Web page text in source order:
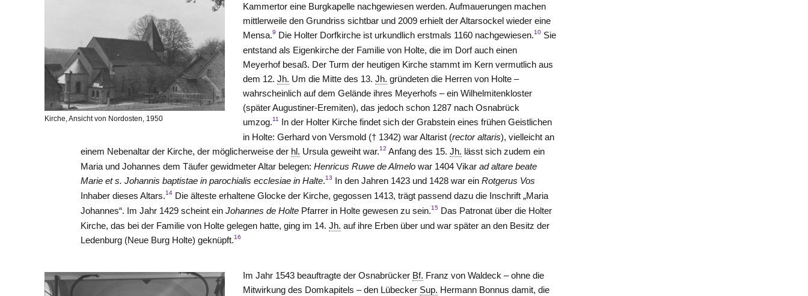
Kirche, Ansicht von Nordosten, 1950
Kammertor eine Burgkapelle nachgewiesen werden. Aufmauerungen machen
mittlerweile den Grundriss sichtbar und 2009 erhielt der Altarsockel wieder eine
Mensa.9 Die Holter Dorfkirche ist urkundlich erstmals 1160 nachgewiesen.10 Sie
entstand als Eigenkirche der Familie von Holte, die im Dorf auch einen
Meyerhof besaß. Der Turm der heutigen Kirche stammt im Kern vermutlich aus
dem 12.Jh. Um die Mitte des 13.Jh. gründeten die Herren von Holte –
wahrscheinlich auf dem Gelände ihres Meyerhofs – ein Wilhelmitenkloster
(später Augustiner-Eremiten), das jedoch schon 1287 nach Osnabrück
umzog.11 In der Holter Kirche findet sich der Grabstein eines frühen Geistlichen
in Holte: Gerhard von Versmold († 1342) war Altarist (rector altaris), vielleicht an
einem Nebenaltar der Kirche, der möglicherweise der hl. Ursula geweiht war.12 Anfang des 15.Jh. lässt sich zudem ein
Maria und Johannes dem Täufer gewidmeter Altar belegen:Henricus Ruwe de Almelo war 1404 Vikarad altare beate
Marie et s. Johannis baptistae in parochialis ecclesiae in Halte.13 In den Jahren 1423 und 1428 war einRotgerus Vos
Inhaber dieses Altars.14 Die älteste erhaltene Glocke der Kirche, gegossen 1413, trägt passend dazu die Inschrift „Maria
Johannes“. Im Jahr 1429 scheint einJohannes de Holte Pfarrer in Holte gewesen zu sein.15 Das Patronat über die Holter
Kirche, das bei der Familie von Holte gelegen hatte, ging im 14.Jh. auf ihre Erben über und war später an den Besitz der
Ledenburg (Neue Burg Holte) geknüpft.16
Im Jahr 1543 beauftragte der Osnabrücker Bf. Franz von Waldeck – ohne die
Mitwirkung des Domkapitels – den Lübecker Sup. Hermann Bonnus damit, die